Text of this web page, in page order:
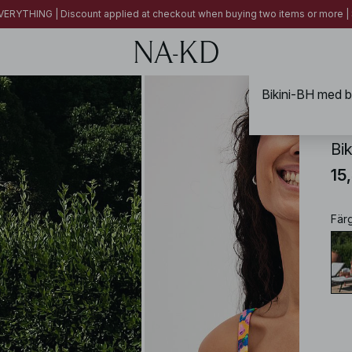
| Discount applied at checkout when buying two items or more |
Bikini-BH med